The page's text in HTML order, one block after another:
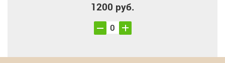
1200 руб.